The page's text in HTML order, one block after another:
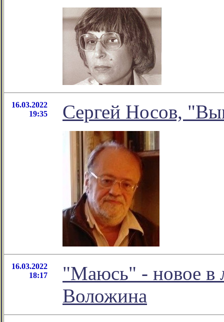
16.03.2022
19:35
Сергей Носов,
16.03.2022
18:17
"Маюсь" - новое в
Воложина